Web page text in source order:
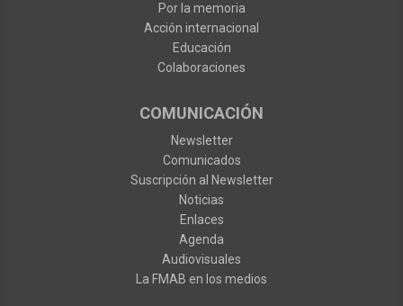
Por la memoria
Acción internacional
Educación
Colaboraciones
COMUNICACIÓN
Newsletter
Comunicados
Suscripción al Newsletter
Noticias
Enlaces
Agenda
Audiovisuales
La FMAB en los medios